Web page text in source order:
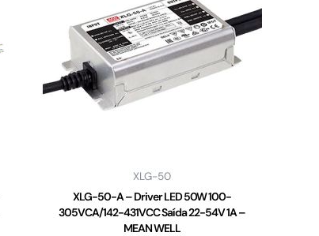
XLG-50
XLG-50-A – Driver LED 50W 100-
305VCA/142-431VCC Saída 22-54V 1A –
MEAN WELL